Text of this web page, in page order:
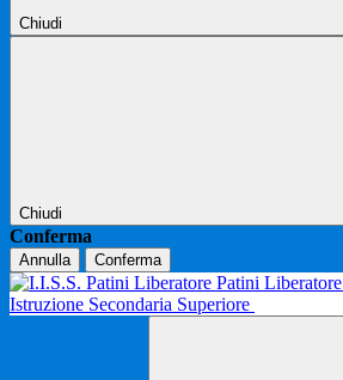
Chiudi
Chiudi
Conferma
Annulla Conferma
Patini Liberatore
Istruzione Secondaria Superiore